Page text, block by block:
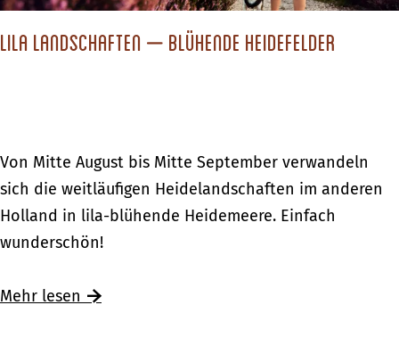
u
r
a
u
b
i
d
Lila Landschaften – blühende Heidefelder
L
i
l
a
a
Von Mitte August bis Mitte September verwandeln
sich die weitläufigen Heidelandschaften im anderen
Holland in lila-blühende Heidemeere. Einfach
wunderschön!
Mehr lesen Ü